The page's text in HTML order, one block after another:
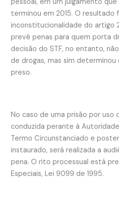
terminou em 2015. O resultado
inconstitucionalidade do artigo
prevê penas para quem porta
decisão do STF, no entanto,
de drogas, mas sim
preso.
No caso de uma prisão por uso
conduzida perante à
Termo Circunstanciado e
instaurado, será realizada a
pena. O rito processual está
Especiais, Lei 9099 de 1995.